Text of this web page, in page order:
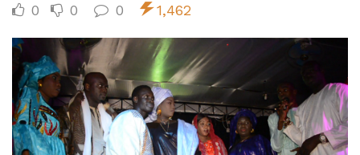
0 0 0 1,462